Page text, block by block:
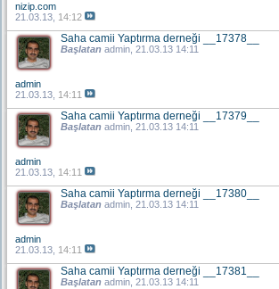
nizip.com
21.03.13, 14:12
Saha camii Yaptırma derneği __17378__
Başlatan admin, 21.03.13 14:11
admin
21.03.13, 14:11
Saha camii Yaptırma derneği __17379__
Başlatan admin, 21.03.13 14:11
admin
21.03.13, 14:11
Saha camii Yaptırma derneği __17380__
Başlatan admin, 21.03.13 14:11
admin
21.03.13, 14:11
Saha camii Yaptırma derneği __17381__
Başlatan admin , 21.03.13 14:11